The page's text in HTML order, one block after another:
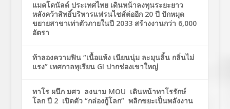
แมคโดนัลด์ ประเทศไทย เดินหน้าลงทุนระยะยาว
หลังคว้าสิทธิ์บริหารแฟรนไชส์ต่ออีก 20 ปี ปักหมุด
ขยายสาขาเท่าตัวภายในปี 2033 สร้างงานกว่า 6,000
อัตรา
ท้าลองความฟิน “เนื้อแห้ง เนียนนุ่ม ละมุนลิ้น กลิ่นไม่
แรง” เทศกาลทุเรียน GI ปากช่องเขาใหญ่
ทาโร ผนึก มศว ลงนาม MOU เดินหน้าทาโรรักษ์
โลก ปี 2 เปิดตัว “กล่องกู้โลก” พลิกขยะเป็นพลังงาน